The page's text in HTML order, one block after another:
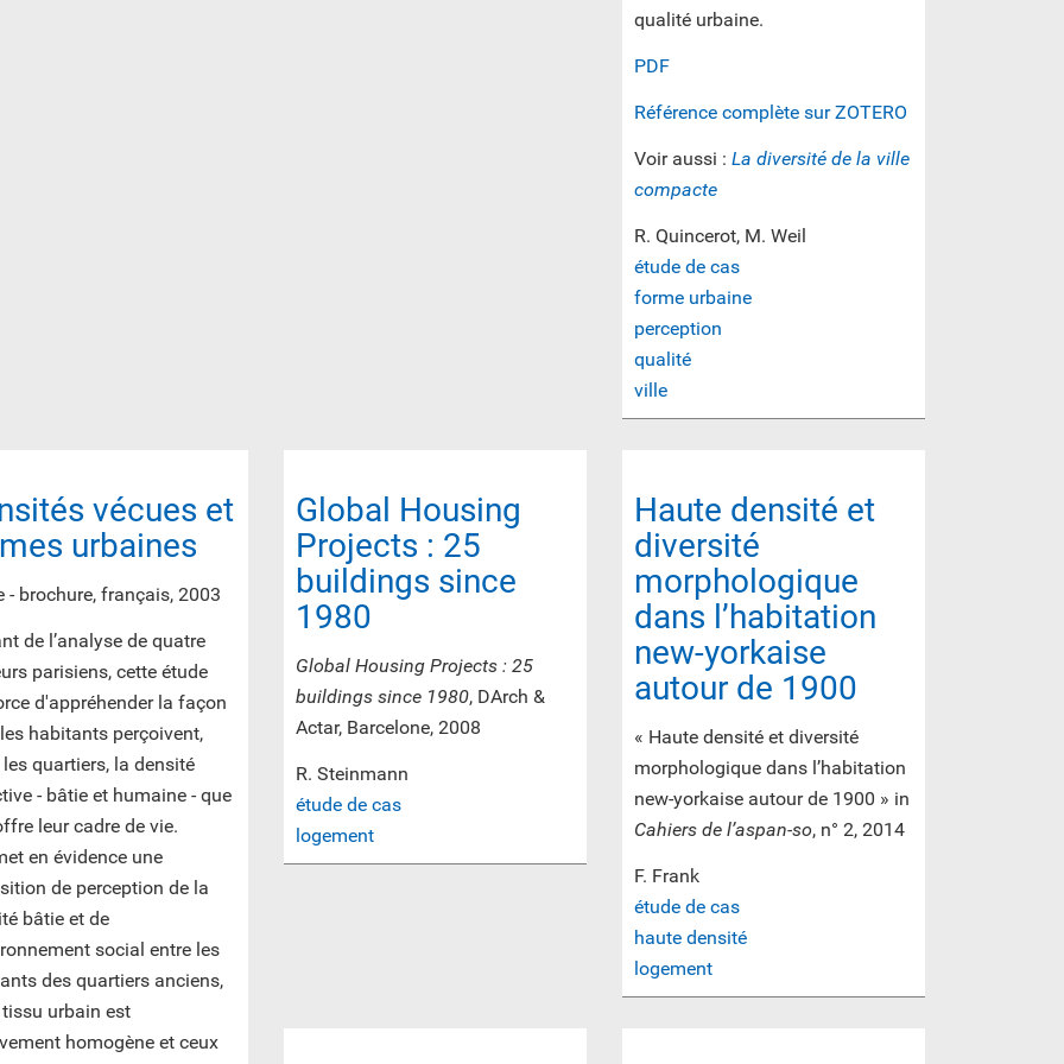
qualité urbaine.
PDF
Référence complète sur ZOTERO
Voir aussi : La diversité de la ville
compacte
R. Quincerot, M. Weil
étude de cas
forme urbaine
perception
qualité
ville
vécues et
urbaines
- brochure, français, 2003
de l’analyse de quatre
parisiens, cette étude
d'appréhender la façon
habitants perçoivent,
quartiers, la densité
- bâtie et humaine - que
leur cadre de vie.
en évidence une
de perception de la
bâtie et de
social entre les
des quartiers anciens,
urbain est
homogène et ceux
Global Housing
Projects : 25
buildings since
1980
Global Housing Projects : 25
buildings since 1980, DArch &
Actar, Barcelone, 2008
R. Steinmann
étude de cas
logement
Haute densité et
diversité
morphologique
dans l’habitation
new-yorkaise
autour de 1900
« Haute densité et diversité
morphologique dans l’habitation
new-yorkaise autour de 1900 » in
Cahiers de l’aspan-so, n° 2, 2014
F. Frank
étude de cas
haute densité
logement